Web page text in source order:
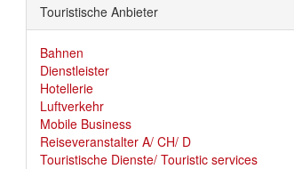
Touristische Anbieter
Bahnen
Dienstleister
Hotellerie
Luftverkehr
Mobile Business
Reiseveranstalter A/ CH/ D
Touristische Dienste/ Touristic services